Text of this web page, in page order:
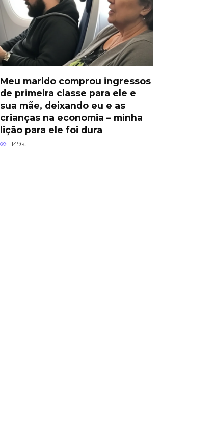
Meu marido comprou ingressos
de primeira classe para ele e
sua mãe, deixando eu e as
crianças na economia – minha
lição para ele foi dura
149к.